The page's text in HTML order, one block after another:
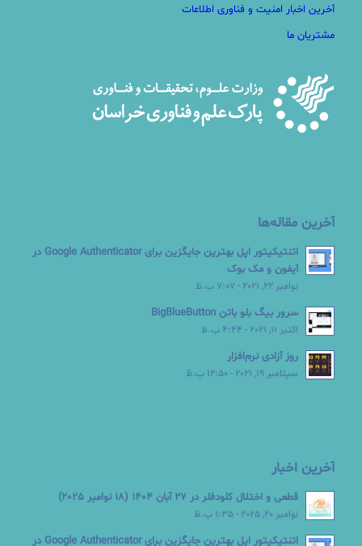
آخرین اخبار امنیت و فناوری اطلاعات
مشتریان ما
آخرین مقاله‌ها
اتنتیکیتور اپل بهترین جایگزین برای Google Authenticator در
آیفون و مک بوک
نوامبر 22, 2021 - 7:07 ب.ظ
سرور بیگ بلو باتن BigBlueButton
اکتبر 11, 2021 - 4:44 ب.ظ
روز آزادی نرم‌افزار
سپتامبر 19, 2021 - 12:50 ب.ظ
آخرین اخبار
قطعی و اختلال کلودفلر در 27 آبان 1404 (18 نوامبر 2025)
نوامبر 20, 2025 - 1:35 ب.ظ
اتنتیکیتور اپل بهترین جایگزین برای Google Authenticator در